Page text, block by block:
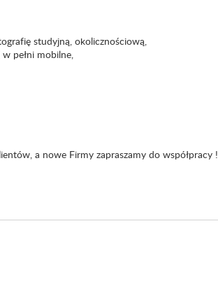
studyjną, okolicznościową,
pełni mobilne,
a nowe Firmy zapraszamy do współpracy !